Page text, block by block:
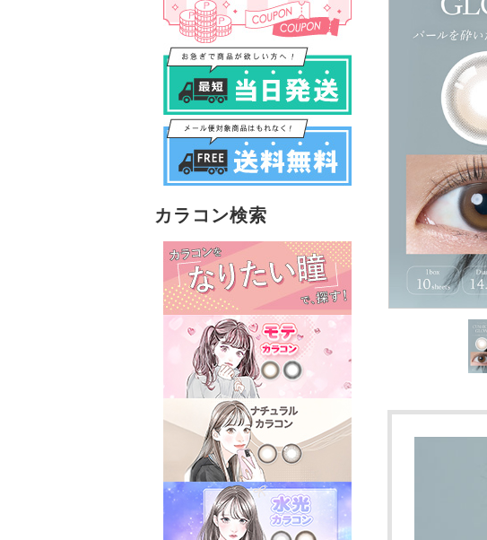
カラコン検索